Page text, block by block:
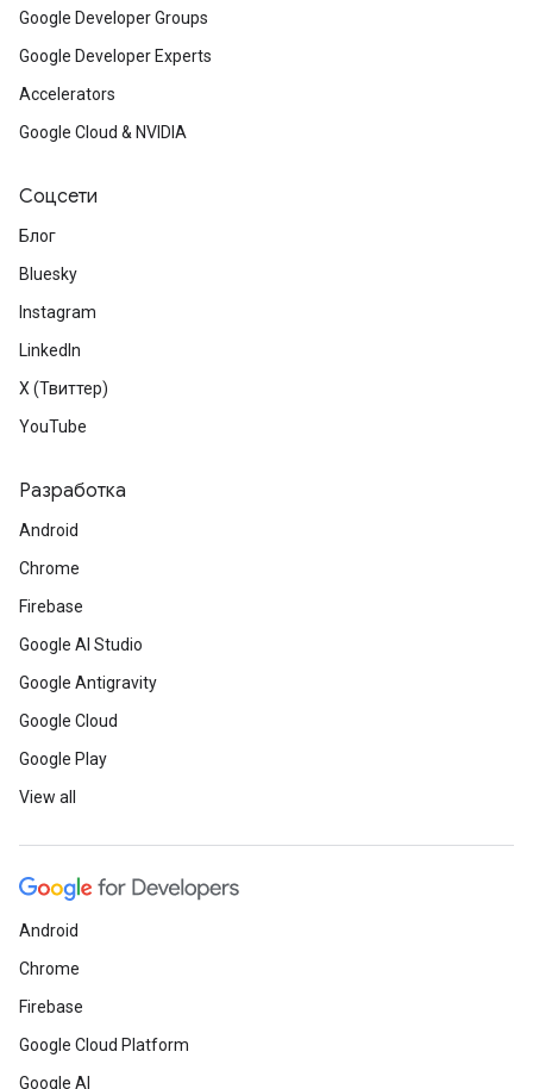
Google Developer Groups
Google Developer Experts
Accelerators
Google Cloud & NVIDIA
Соцсети
Блог
Bluesky
Instagram
LinkedIn
X (Твиттер)
YouTube
Разработка
Android
Chrome
Firebase
Google AI Studio
Google Antigravity
Google Cloud
Google Play
View all
Android
Chrome
Firebase
Google Cloud Platform
Google AI